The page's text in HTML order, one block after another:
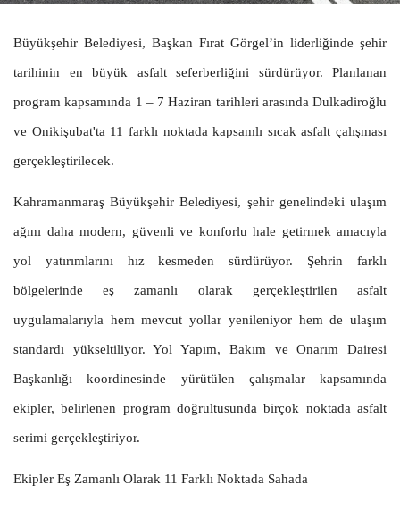
Büyükşehir Belediyesi, Başkan Fırat Görgel’in liderliğinde şehir
tarihinin en büyük asfalt seferberliğini sürdürüyor. Planlanan
program kapsamında 1 – 7 Haziran tarihleri arasında Dulkadiroğlu
ve Onikişubat'ta 11 farklı noktada kapsamlı sıcak asfalt çalışması
gerçekleştirilecek.
Kahramanmaraş Büyükşehir Belediyesi, şehir genelindeki ulaşım
ağını daha modern, güvenli ve konforlu hale getirmek amacıyla
yol yatırımlarını hız kesmeden sürdürüyor. Şehrin farklı
bölgelerinde eş zamanlı olarak gerçekleştirilen asfalt
uygulamalarıyla hem mevcut yollar yenileniyor hem de ulaşım
standardı yükseltiliyor. Yol Yapım, Bakım ve Onarım Dairesi
Başkanlığı koordinesinde yürütülen çalışmalar kapsamında
ekipler, belirlenen program doğrultusunda birçok noktada asfalt
serimi gerçekleştiriyor.
Ekipler Eş Zamanlı Olarak 11 Farklı Noktada Sahada